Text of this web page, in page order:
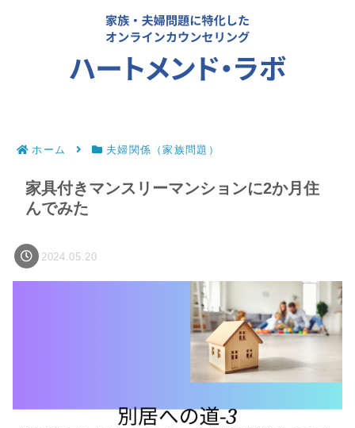
ホーム 夫婦関係（家族問題）
家具付きマンスリーマンションに2か月住
んでみた
2024.05.20